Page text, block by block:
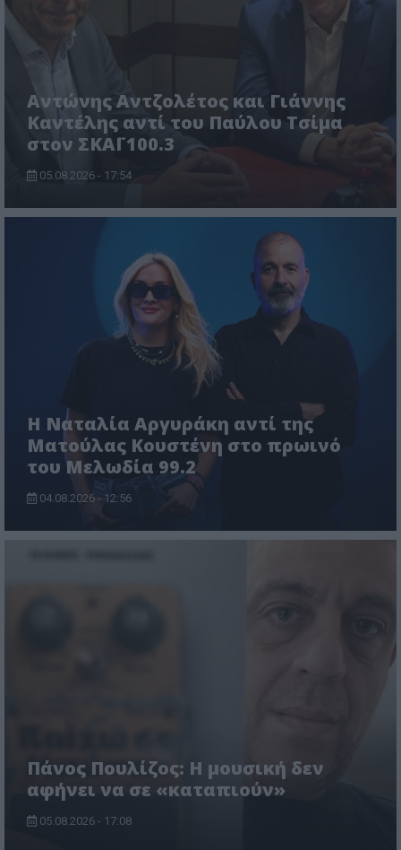
Αντώνης Αντζολέτος και Γιάννης
Καντέλης αντί του Παύλου Τσίμα
στον ΣΚΑΪ 100.3
05.08.2026 - 17:54
Η Ναταλία Αργυράκη αντί της
Ματούλας Κουστένη στο πρωινό
του Μελωδία 99.2
04.08.2026 - 12:56
Πάνος Πουλίζος: Η μουσική δεν
αφήνει να σε «καταπιούν»
05.08.2026 - 17:08